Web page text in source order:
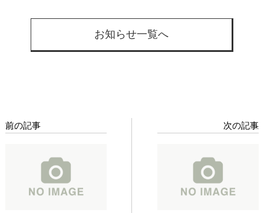
お知らせ一覧へ
前の記事 次の記事